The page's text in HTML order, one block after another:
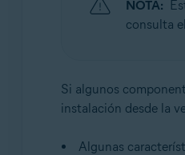
Avast Premium
Windows
NOTA:
consulta
Si algunos
instalación desde la
Algunas